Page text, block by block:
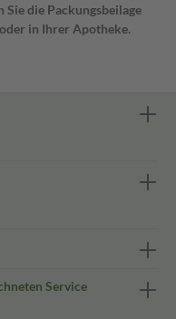
die Packungsbeilage
in Ihrer Apotheke.
Service